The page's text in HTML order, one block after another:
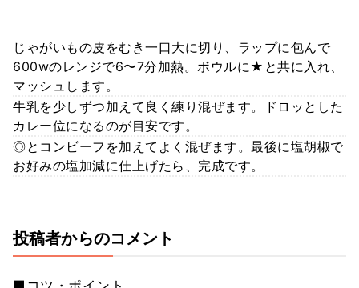
じゃがいもの皮をむき一口大に切り、ラップに包んで
600wのレンジで6〜7分加熱。ボウルに★と共に入れ、
マッシュします。
牛乳を少しずつ加えて良く練り混ぜます。ドロッとした
カレー位になるのが目安です。
◎とコンビーフを加えてよく混ぜます。最後に塩胡椒で
お好みの塩加減に仕上げたら、完成です。
投稿者からのコメント